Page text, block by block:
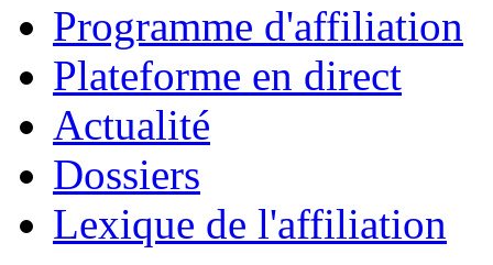
Programme d'affiliation
Plateforme en direct
Actualité
Dossiers
Lexique de l'affiliation